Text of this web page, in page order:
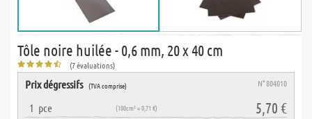
Tôle noire huilée - 0,6 mm, 20 x 40 cm
(7 évaluations)
Prix dégressifs (TVA comprise) N° 804010
1 pce (100cm² = 0,71 €) 5,70 €